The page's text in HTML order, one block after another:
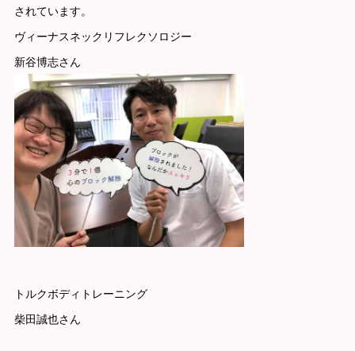
されています。
ヴィーナスネックリフレクソロジー
新谷博志さん
トルクボディトレーニング
柴田誠也さん